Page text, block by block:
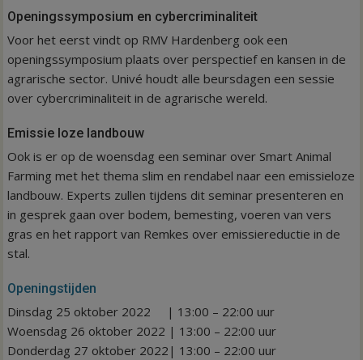
Openingssymposium en cybercriminaliteit
Voor het eerst vindt op RMV Hardenberg ook een
openingssymposium plaats over perspectief en kansen in de
agrarische sector. Univé houdt alle beursdagen een sessie
over cybercriminaliteit in de agrarische wereld.
Emissie loze landbouw
Ook is er op de woensdag een seminar over Smart Animal
Farming met het thema slim en rendabel naar een emissieloze
landbouw. Experts zullen tijdens dit seminar presenteren en
in gesprek gaan over bodem, bemesting, voeren van vers
gras en het rapport van Remkes over emissiereductie in de
stal.
Openingstijden
Dinsdag 25 oktober 2022 | 13:00 – 22:00 uur
Woensdag 26 oktober 2022 | 13:00 – 22:00 uur
Donderdag 27 oktober 2022| 13:00 – 22:00 uur